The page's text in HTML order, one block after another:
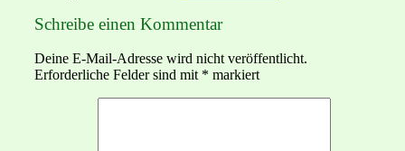
Schreibe einen Kommentar
Deine E-Mail-Adresse wird nicht veröffentlicht.
Erforderliche Felder sind mit * markiert